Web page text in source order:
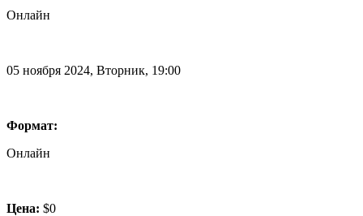
Онлайн
05 ноября 2024, Вторник, 19:00
Формат:
Онлайн
Цена: $0